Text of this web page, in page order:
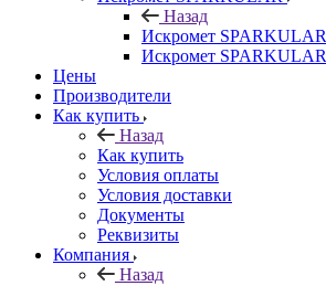
Назад
Искромет SPARKULAR
Искромет SPARKULAR
Цены
Производители
Как купить
Назад
Как купить
Условия оплаты
Условия доставки
Документы
Реквизиты
Компания
Назад